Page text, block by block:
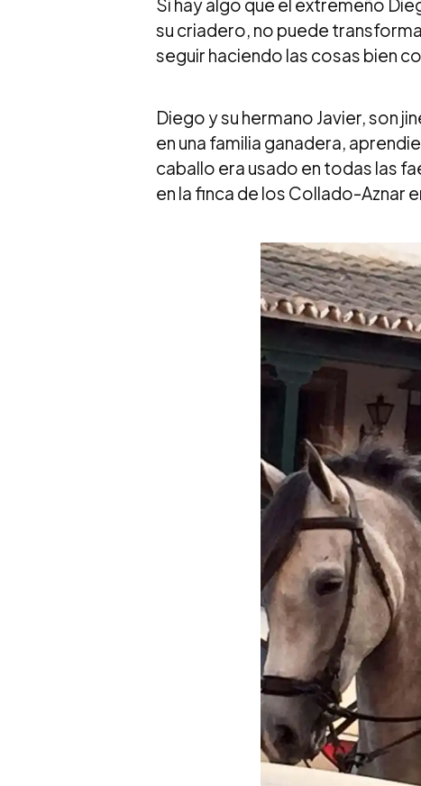
Si hay algo que el extremeño
su criadero, no puede
seguir haciendo las cosas bien
Diego y su hermano Javier, son
en una familia ganadera,
caballo era usado en todas las
en la finca de los Collado-Aznar